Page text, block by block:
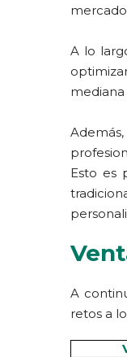
A lo
mediana
Esto es
A
retos a